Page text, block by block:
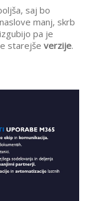
saj bo
manj, skrb
pa je
starejše verzije.